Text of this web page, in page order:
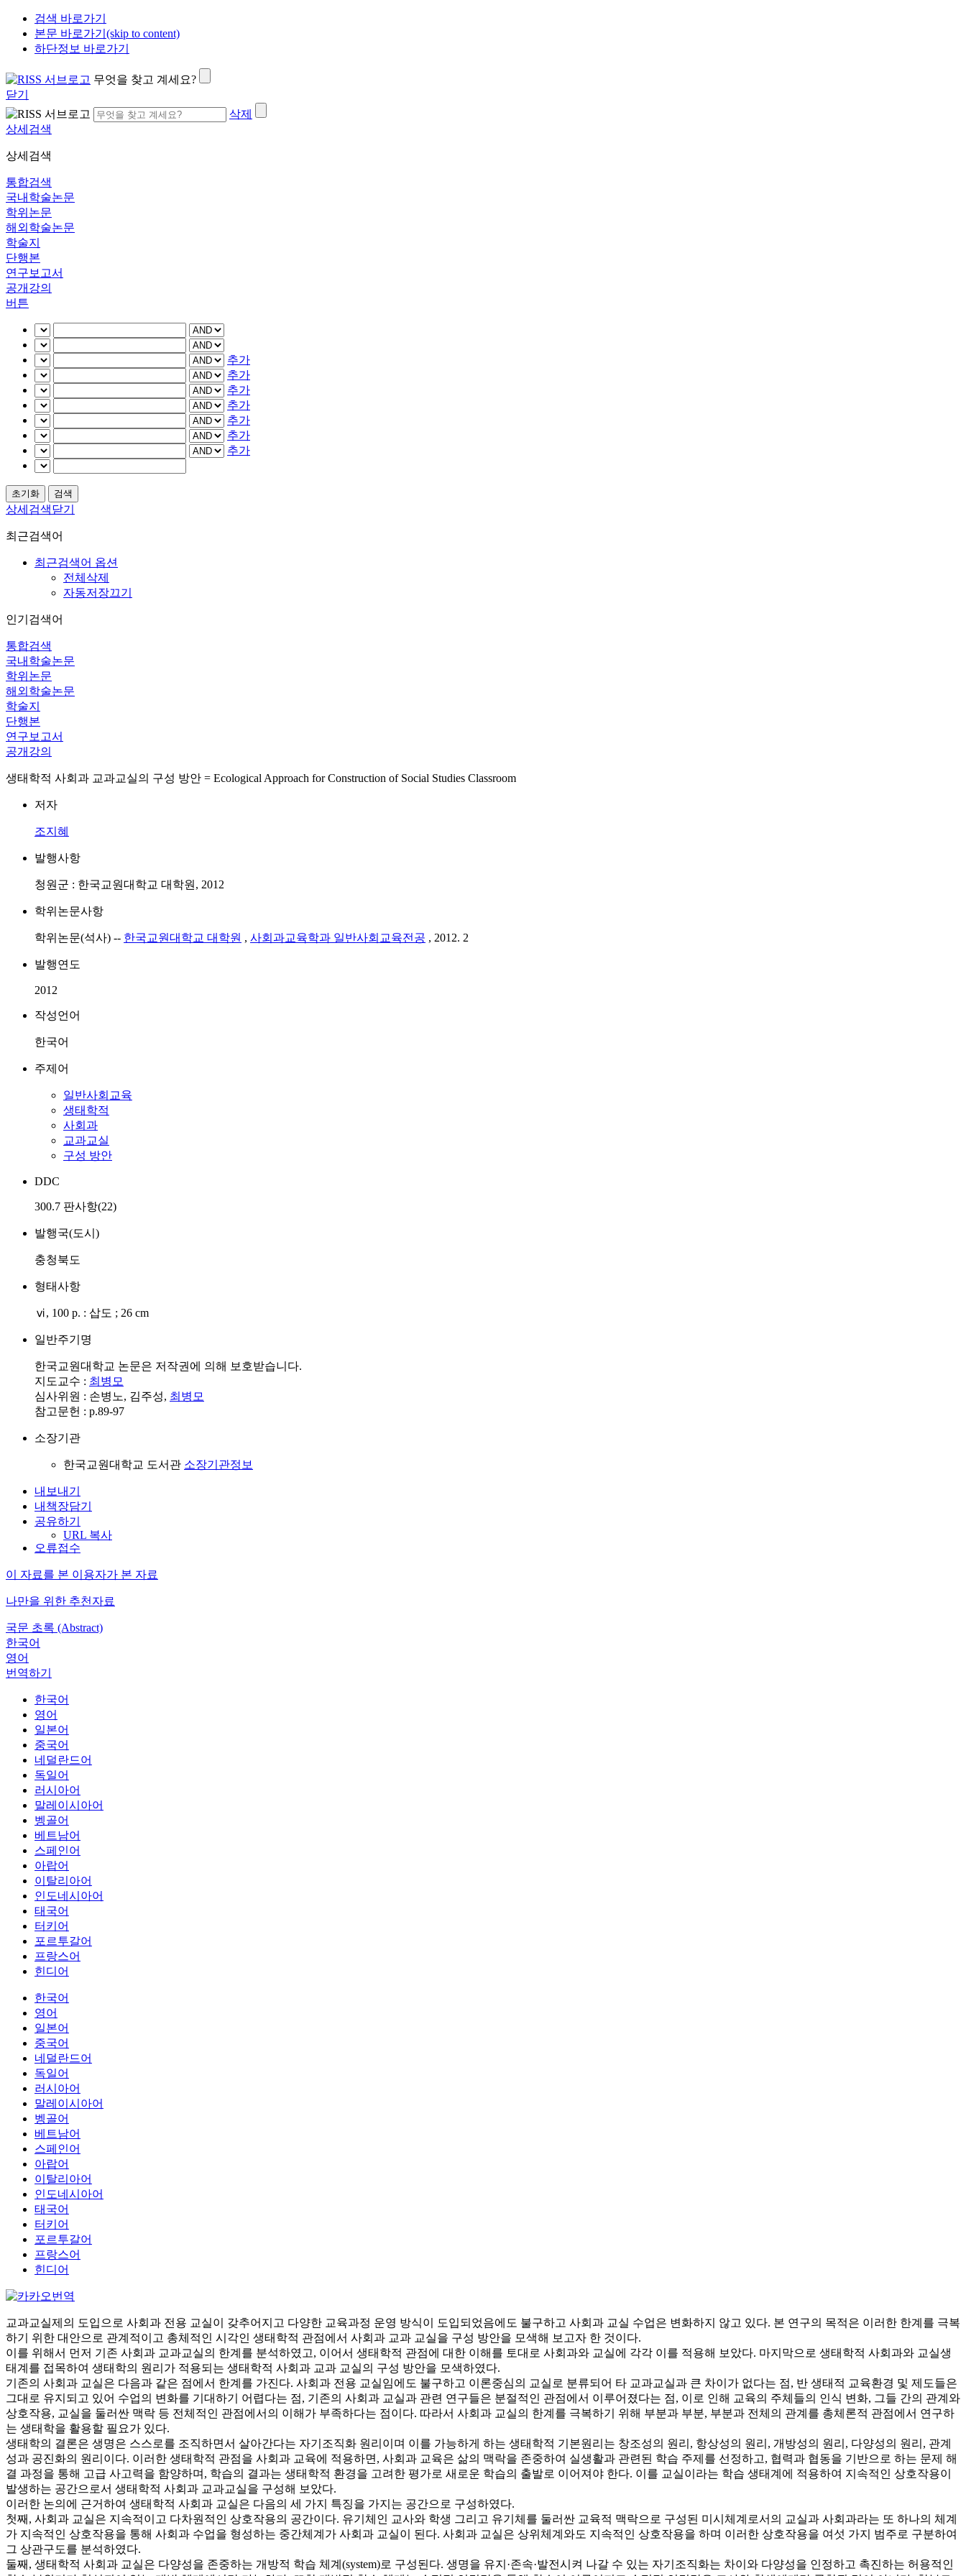
검색 바로가기
본문 바로가기(skip to content)
하단정보 바로가기
무엇을 찾고 계세요?
닫기
삭제
상세검색
상세검색
통합검색
국내학술논문
학위논문
해외학술논문
학술지
단행본
연구보고서
공개강의
버튼
추가
추가
추가
추가
추가
추가
추가
상세검색닫기
최근검색어
최근검색어 옵션
전체삭제
자동저장끄기
인기검색어
통합검색
국내학술논문
학위논문
해외학술논문
학술지
단행본
연구보고서
공개강의
생태학적 사회과 교과교실의 구성 방안 = Ecological Approach for Construction of Social Studies Classroom
저자
조지혜
발행사항
청원군 : 한국교원대학교 대학원, 2012
학위논문사항
학위논문(석사) -- 한국교원대학교 대학원 , 사회과교육학과 일반사회교육전공 , 2012. 2
발행연도
2012
작성언어
한국어
주제어
일반사회교육
생태학적
사회과
교과교실
구성 방안
DDC
300.7 판사항(22)
발행국(도시)
충청북도
형태사항
ⅵ, 100 p. : 삽도 ; 26 cm
일반주기명
한국교원대학교 논문은 저작권에 의해 보호받습니다.
지도교수 : 최병모
심사위원 : 손병노, 김주성, 최병모
참고문헌 : p.89-97
소장기관
한국교원대학교 도서관 소장기관정보
내보내기
내책장담기
공유하기
URL 복사
오류접수
이 자료를 본 이용자가 본 자료
나만을 위한 추천자료
국문 초록 (Abstract)
한국어
영어
번역하기
한국어
영어
일본어
중국어
네덜란드어
독일어
러시아어
말레이시아어
벵골어
베트남어
스페인어
아랍어
이탈리아어
인도네시아어
태국어
터키어
포르투갈어
프랑스어
힌디어
한국어
영어
일본어
중국어
네덜란드어
독일어
러시아어
말레이시아어
벵골어
베트남어
스페인어
아랍어
이탈리아어
인도네시아어
태국어
터키어
포르투갈어
프랑스어
힌디어
교과교실제의 도입으로 사회과 전용 교실이 갖추어지고 다양한 교육과정 운영 방식이 도입되었음에도 불구하고 사회과 교실 수업은 변화하지 않고 있다. 본 연구의 목적은 이러한 한계를 극복
하기 위한 대안으로 관계적이고 총체적인 시각인 생태학적 관점에서 사회과 교과 교실을 구성 방안을 모색해 보고자 한 것이다.
이를 위해서 먼저 기존 사회과 교과교실의 한계를 분석하였고, 이어서 생태학적 관점에 대한 이해를 토대로 사회과와 교실에 각각 이를 적용해 보았다. 마지막으로 생태학적 사회과와 교실생
태계를 접목하여 생태학의 원리가 적용되는 생태학적 사회과 교과 교실의 구성 방안을 모색하였다.
기존의 사회과 교실은 다음과 같은 점에서 한계를 가진다. 사회과 전용 교실임에도 불구하고 이론중심의 교실로 분류되어 타 교과교실과 큰 차이가 없다는 점, 반 생태적 교육환경 및 제도들은
그대로 유지되고 있어 수업의 변화를 기대하기 어렵다는 점, 기존의 사회과 교실과 관련 연구들은 분절적인 관점에서 이루어졌다는 점, 이로 인해 교육의 주체들의 인식 변화, 그들 간의 관계와
상호작용, 교실을 둘러싼 맥락 등 전체적인 관점에서의 이해가 부족하다는 점이다. 따라서 사회과 교실의 한계를 극복하기 위해 부분과 부분, 부분과 전체의 관계를 총체론적 관점에서 연구하
는 생태학을 활용할 필요가 있다.
생태학의 결론은 생명은 스스로를 조직하면서 살아간다는 자기조직화 원리이며 이를 가능하게 하는 생태학적 기본원리는 창조성의 원리, 항상성의 원리, 개방성의 원리, 다양성의 원리, 관계
성과 공진화의 원리이다. 이러한 생태학적 관점을 사회과 교육에 적용하면, 사회과 교육은 삶의 맥락을 존중하여 실생활과 관련된 학습 주제를 선정하고, 협력과 협동을 기반으로 하는 문제 해
결 과정을 통해 고급 사고력을 함양하며, 학습의 결과는 생태학적 환경을 고려한 평가로 새로운 학습의 출발로 이어져야 한다. 이를 교실이라는 학습 생태계에 적용하여 지속적인 상호작용이
발생하는 공간으로서 생태학적 사회과 교과교실을 구성해 보았다.
이러한 논의에 근거하여 생태학적 사회과 교실은 다음의 세 가지 특징을 가지는 공간으로 구성하였다.
첫째, 사회과 교실은 지속적이고 다차원적인 상호작용의 공간이다. 유기체인 교사와 학생 그리고 유기체를 둘러싼 교육적 맥락으로 구성된 미시체계로서의 교실과 사회과라는 또 하나의 체계
가 지속적인 상호작용을 통해 사회과 수업을 형성하는 중간체계가 사회과 교실이 된다. 사회과 교실은 상위체계와도 지속적인 상호작용을 하며 이러한 상호작용을 여섯 가지 범주로 구분하여
그 상관구도를 분석하였다.
둘째, 생태학적 사회과 교실은 다양성을 존중하는 개방적 학습 체계(system)로 구성된다. 생명을 유지·존속·발전시켜 나갈 수 있는 자기조직화는 차이와 다양성을 인정하고 촉진하는 허용적인